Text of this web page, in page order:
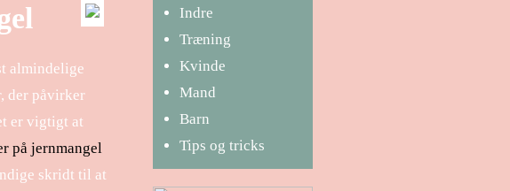
almindelige
der påvirker
er vigtigt at
på jernmangel
skridt til at
Indre
Træning
Kvinde
Mand
Barn
Tips og tricks